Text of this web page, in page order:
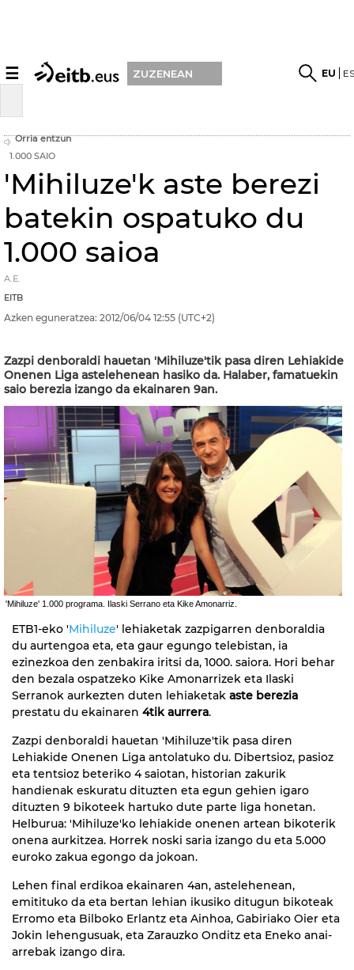
☰ ZUZENEAN EU
Orria entzun
1.000 SAIO
'Mihiluze'k aste berezi
batekin ospatuko du
1.000 saioa
A.E.
EITB
Azken eguneratzea: 2012/06/04 12:55 (UTC+2)
Zazpi denboraldi hauetan 'Mihiluze'tik pasa diren Lehiakide
Onenen Liga astelehenean hasiko da. Halaber, famatuekin
saio berezia izango da ekainaren 9an.
'Mihiluze' 1.000 programa. Ilaski Serrano eta Kike Amonarriz.
ETB1-eko 'Mihiluze' lehiaketak zazpigarren denboraldia
du aurtengoa eta, eta gaur egungo telebistan, ia
ezinezkoa den zenbakira iritsi da, 1000. saiora. Hori behar
den bezala ospatzeko Kike Amonarrizek eta Ilaski
Serranok aurkezten duten lehiaketak aste berezia
prestatu du ekainaren 4tik aurrera.
Zazpi denboraldi hauetan 'Mihiluze'tik pasa diren
Lehiakide Onenen Liga antolatuko du. Dibertsioz, pasioz
eta tentsioz beteriko 4 saiotan, historian zakurik
handienak eskuratu dituzten eta egun gehien igaro
dituzten 9 bikoteek hartuko dute parte liga honetan.
Helburua: 'Mihiluze'ko lehiakide onenen artean bikoterik
onena aurkitzea. Horrek noski saria izango du eta 5.000
euroko zakua egongo da jokoan.
Lehen final erdikoa ekainaren 4an, astelehenean,
emitituko da eta bertan lehian ikusiko ditugun bikoteak
Erromo eta Bilboko Erlantz eta Ainhoa, Gabiriako Oier eta
Jokin lehengusuak, eta Zarauzko Onditz eta Eneko anai-
arrebak izango dira.